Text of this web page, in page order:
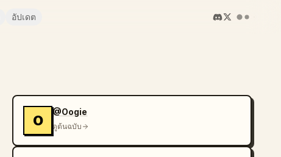
อัปเดต
O
@Oogie
ดูต้นฉบับ